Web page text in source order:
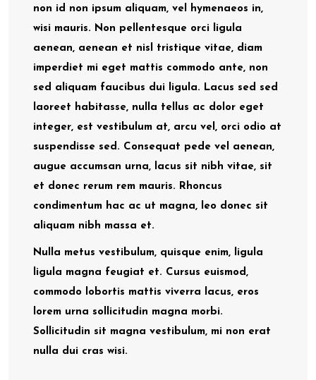
non id non ipsum aliquam, vel hymenaeos in,
wisi mauris. Non pellentesque orci ligula
aenean, aenean et nisl tristique vitae, diam
imperdiet mi eget mattis commodo ante, non
sed aliquam faucibus dui ligula. Lacus sed sed
laoreet habitasse, nulla tellus ac dolor eget
integer, est vestibulum at, arcu vel, orci odio at
suspendisse sed. Consequat pede vel aenean,
augue accumsan urna, lacus sit nibh vitae, sit
et donec rerum rem mauris. Rhoncus
condimentum hac ac ut magna, leo donec sit
aliquam nibh massa et.
Nulla metus vestibulum, quisque enim, ligula
ligula magna feugiat et. Cursus euismod,
commodo lobortis mattis viverra lacus, eros
lorem urna sollicitudin magna morbi.
Sollicitudin sit magna vestibulum, mi non erat
nulla dui cras wisi.